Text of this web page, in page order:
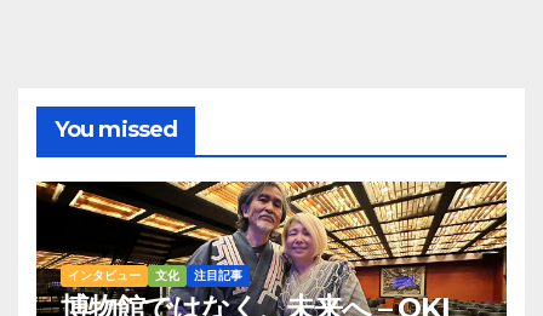
You missed
インタビュー 文化 注目記事
博物館ではなく、未来へ – OKI